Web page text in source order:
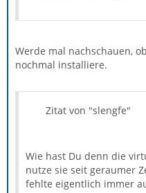
Werde mal nachschauen,
nochmal installiere.
Zitat von "slengfe"
Wie hast Du denn die
nutze sie seit geraumer
fehlte eigentlich immer